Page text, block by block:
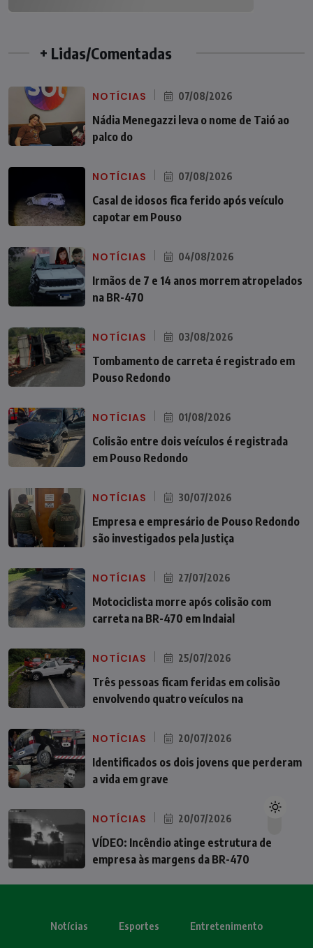
+ Lidas/Comentadas
NOTÍCIAS 07/08/2026
Nádia Menegazzi leva o nome de Taió ao
palco do
NOTÍCIAS 07/08/2026
Casal de idosos fica ferido após veículo
capotar em Pouso
NOTÍCIAS 04/08/2026
Irmãos de 7 e 14 anos morrem atropelados
na BR-470
NOTÍCIAS 03/08/2026
Tombamento de carreta é registrado em
Pouso Redondo
NOTÍCIAS 01/08/2026
Colisão entre dois veículos é registrada
em Pouso Redondo
NOTÍCIAS 30/07/2026
Empresa e empresário de Pouso Redondo
são investigados pela Justiça
NOTÍCIAS 27/07/2026
Motociclista morre após colisão com
carreta na BR-470 em Indaial
NOTÍCIAS 25/07/2026
Três pessoas ficam feridas em colisão
envolvendo quatro veículos na
NOTÍCIAS 20/07/2026
Identificados os dois jovens que perderam
a vida em grave
NOTÍCIAS 20/07/2026
VÍDEO: Incêndio atinge estrutura de
empresa às margens da BR-470
Notícias Esportes Entretenimento